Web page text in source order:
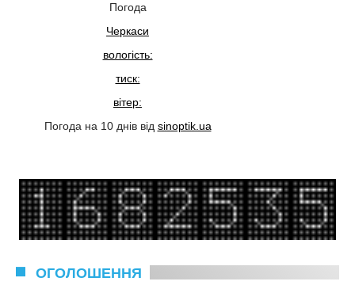
Погода
Черкаси
вологість:
тиск:
вітер:
Погода на 10 днів від sinoptik.ua
ОГОЛОШЕННЯ